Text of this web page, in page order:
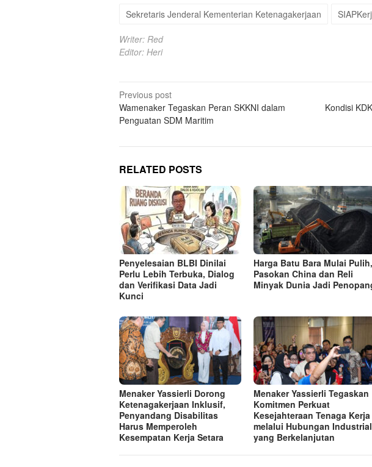
Sekretaris Jenderal Kementerian Ketenagakerjaan
Writer: Red
Editor: Heri
Post
navigation
Previous post
Wamenaker Tegaskan Peran SKKNI dalam
Penguatan SDM Maritim
Kondisi
RELATED POSTS
Penyelesaian BLBI Dinilai
Perlu Lebih Terbuka, Dialog
dan Verifikasi Data Jadi
Kunci
Harga Batu Bara Mulai Pulih,
Pasokan China dan Reli
Minyak Dunia Jadi
Menaker Yassierli Dorong
Ketenagakerjaan Inklusif,
Penyandang Disabilitas
Harus Memperoleh
Kesempatan Kerja Setara
Menaker Yassierli Tegaskan
Komitmen Perkuat
Kesejahteraan Tenaga Kerja
melalui Hubungan Industrial
yang Berkelanjutan